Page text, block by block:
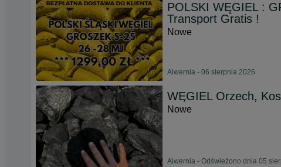
POLSKI WĘGIEL :
Transport Gratis !
Nowe
Alwernia - 06 sierpnia 2026
WĘGIEL Orzech,
Nowe
Alwernia - Odświeżono dnia 05